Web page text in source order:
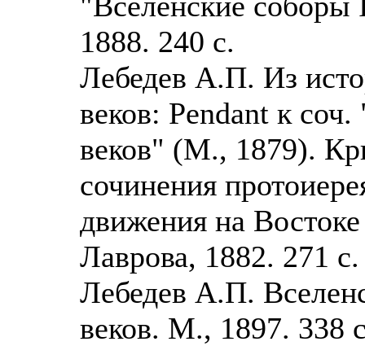
1888. 240 с.
Лебедев А.П. Из
веков: Pendant к
веков" (М., 1879).
сочинения
движения на
Лаврова, 1882. 271 с.
Лебедев А.П.
веков. М., 1897. 338